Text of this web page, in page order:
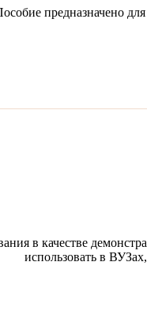
предназначено
в качестве
использовать в